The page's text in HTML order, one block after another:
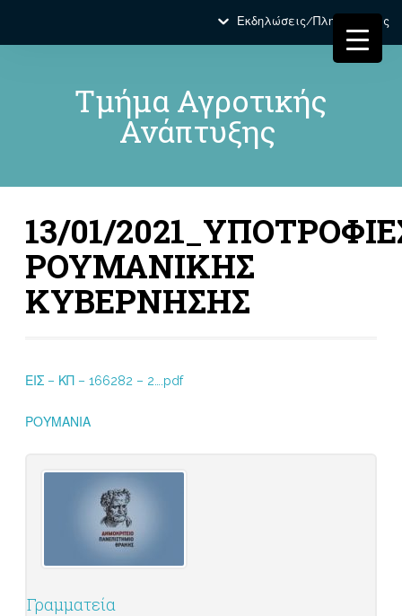
Εκδηλώσεις/Πληροφορίες
Τμήμα Αγροτικής
Ανάπτυξης
13/01/
ΡΟΥΜΑΝΙΚΗΣ
ΚΥΒΕΡΝΗΣΗΣ
ΕΙΣ – ΚΠ – 166282 – 2….pdf
ΡΟΥΜΑΝΙΑ
Γραμματεία